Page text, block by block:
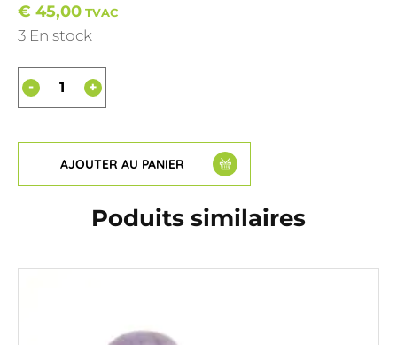
€ 45,00 TVAC
3 En stock
+
-
AJOUTER AU PANIER
Poduits similaires